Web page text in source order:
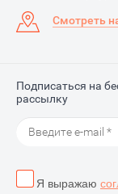
Смотреть
Подписаться на
рассылку
Я выражаю